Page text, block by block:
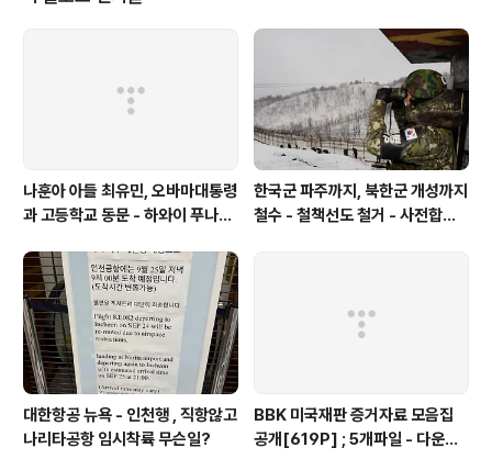
부터 추진해온 한국전력과의 협상을 마무리짓..
나훈아 아들 최유민, 오바마대통령
과 고등학교 동문 - 하와이 푸나호
한국군 파주까지, 북한군 개성까지
철수 - 철책선도 철거 - 사전합의
대한항공 뉴욕 - 인천행 , 직항않고
나리타공항 임시착륙 무슨일?
BBK 미국재판 증거자료 모음집
공개[619P] ; 5개파일 - 다운로